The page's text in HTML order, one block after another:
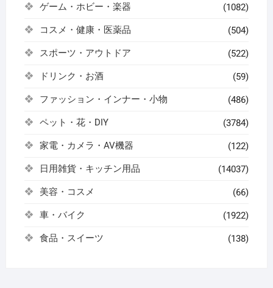
ゲーム・ホビー・楽器 (1082)
コスメ・健康・医薬品 (504)
スポーツ・アウトドア (522)
ドリンク・お酒 (59)
ファッション・インナー・小物 (486)
ペット・花・DIY (3784)
家電・カメラ・AV機器 (122)
日用雑貨・キッチン用品 (14037)
美容・コスメ (66)
車・バイク (1922)
食品・スイーツ (138)